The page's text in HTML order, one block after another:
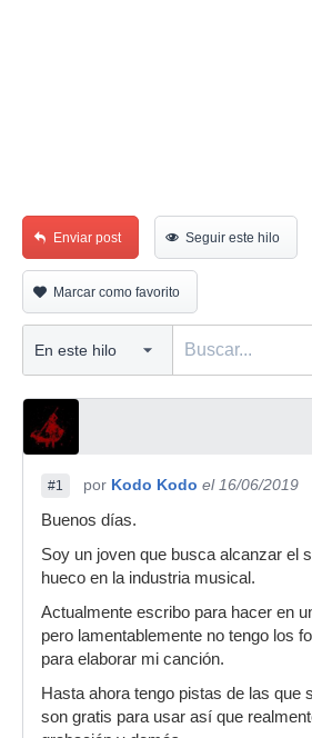
Enviar post Seguir este hilo
Marcar como favorito
#1 por Kodo Kodo el 16/06/2019
Buenos días.
Soy un joven que busca alcanzar el
hueco en la industria musical.
Actualmente escribo para hacer en
pero lamentablemente no tengo los
para elaborar mi canción.
Hasta ahora tengo pistas de las que
son gratis para usar así que